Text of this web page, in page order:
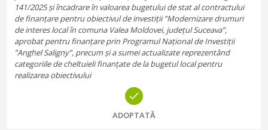
141/2025 și încadrare în valoarea bugetului de stat al contractului
de finanțare pentru obiectivul de investiții ”Modernizare drumuri
de interes local în comuna Valea Moldovei, județul Suceava”,
aprobat pentru finanțare prin Programul Național de Investiții
”Anghel Saligny”, precum și a sumei actualizate reprezentând
categoriile de cheltuieli finanțate de la bugetul local pentru
realizarea obiectivului
ADOPTATĂ